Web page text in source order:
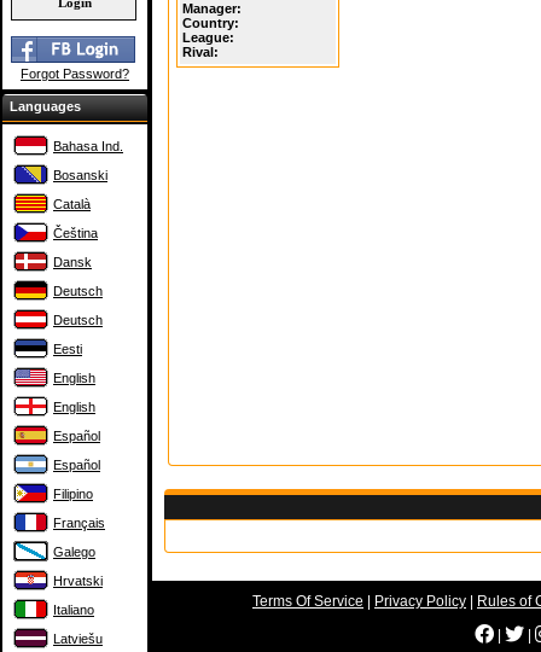
Forgot Password?
Languages
Bahasa Ind.
Bosanski
Català
Čeština
Dansk
Deutsch
Deutsch
Eesti
English
English
Español
Español
Filipino
Français
Galego
Hrvatski
Italiano
Latviešu
Manager:
Country:
League:
Rival:
Terms Of Service Privacy Policy
Rules of